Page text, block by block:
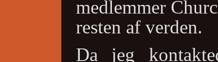
medlemmer
resten af verden.
Da jeg